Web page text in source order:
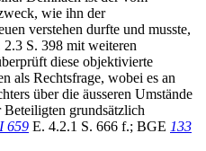
wie ihn der
verstehen durfte und musste,
2.3 S. 398 mit weiteren
diese objektivierte
als Rechtsfrage, wobei es an
über die äusseren Umstände
grundsätzlich
659 E. 4.2.1 S. 666 f.; BGE 133